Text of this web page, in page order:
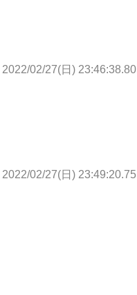
2022/02/27(日) 23:46:38.80
2022/02/27(日) 23:49:20.75